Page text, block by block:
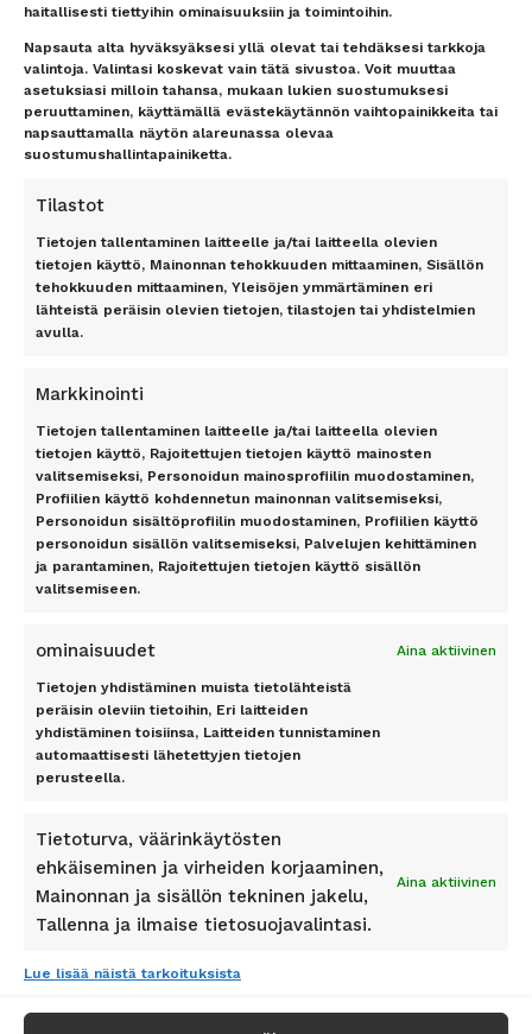
haitallisesti tiettyihin ominaisuuksiin ja toimintoihin.
Napsauta alta hyväksyäksesi yllä olevat tai tehdäksesi tarkkoja
valintoja. Valintasi koskevat vain tätä sivustoa. Voit muuttaa
asetuksiasi milloin tahansa, mukaan lukien suostumuksesi
peruuttaminen, käyttämällä evästekäytännön vaihtopainikkeita tai
napsauttamalla näytön alareunassa olevaa
suostumushallintapainiketta.
Tilastot
Tietojen tallentaminen laitteelle ja/tai laitteella olevien
tietojen käyttö, Mainonnan tehokkuuden mittaaminen, Sisällön
tehokkuuden mittaaminen, Yleisöjen ymmärtäminen eri
lähteistä peräisin olevien tietojen, tilastojen tai yhdistelmien
avulla.
Markkinointi
Tietojen tallentaminen laitteelle ja/tai laitteella olevien
tietojen käyttö, Rajoitettujen tietojen käyttö mainosten
valitsemiseksi, Personoidun mainosprofiilin muodostaminen,
Profiilien käyttö kohdennetun mainonnan valitsemiseksi,
Personoidun sisältöprofiilin muodostaminen, Profiilien käyttö
personoidun sisällön valitsemiseksi, Palvelujen kehittäminen
ja parantaminen, Rajoitettujen tietojen käyttö sisällön
valitsemiseen.
ominaisuudet Aina aktiivinen
Tietojen yhdistäminen muista tietolähteistä
peräisin oleviin tietoihin, Eri laitteiden
yhdistäminen toisiinsa, Laitteiden tunnistaminen
automaattisesti lähetettyjen tietojen
perusteella.
Tietoturva, väärinkäytösten
ehkäiseminen ja virheiden korjaaminen,
Mainonnan ja sisällön tekninen jakelu,
Tallenna ja ilmaise tietosuojavalintasi.
Aina aktiivinen
Lue lisää näistä tarkoituksista
Lentokenttäkuljetus
Matkatavarat
Lentokenttäpysäköinti
Lounge-palvelut
Lahjakortti
Matkarahoitus
Uutiskirje
Matkaehdot
Yhteystiedot / Contact details
Tietosuojailmoitus
Rekisteriseloste
Evästeet
TOP 11 RANTA
Antalyan rannikko, Alanya,
Antalya, Side, Kemer, Belek
Florida
Gran Canaria
Kreeta
Kypros
Mallorca
Phuket
Rodos
Teneriffa
TOP 7 KAUPUNKI
Amsterdam
Berliini
Riika
Rooma
TILAA UUTISKIRJE
Pidetty 162
SEURAA MEITÄ